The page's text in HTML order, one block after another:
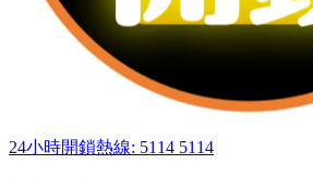
24小時開鎖熱線: 5114 5114